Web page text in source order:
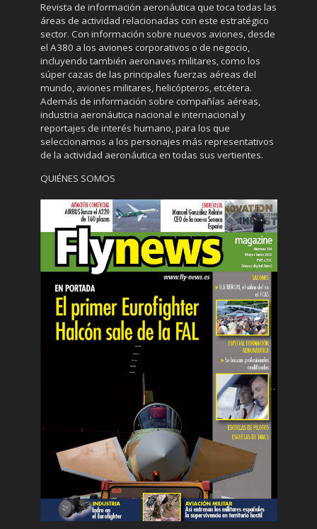
Revista de información aeronáutica que toca todas las
áreas de actividad relacionadas con este estratégico
sector. Con información sobre nuevos aviones, desde
el A380 a los aviones corporativos o de negocio,
incluyendo también aeronaves militares, como los
súper cazas de las principales fuerzas aéreas del
mundo, aviones militares, helicópteros, etcétera.
Además de información sobre compañías aéreas,
industria aeronáutica nacional e internacional y
reportajes de interés humano, para los que
seleccionamos a los personajes más representativos
de la actividad aeronáutica en todas sus vertientes.
QUIÉNES SOMOS